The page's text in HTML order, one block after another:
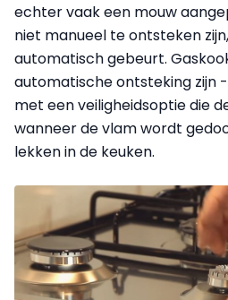
echter vaak een mouw
niet manueel te ontsteken
automatisch gebeurt.
automatische ontsteking zijn
met een veiligheidsoptie die
wanneer de vlam wordt
lekken in de keuken.